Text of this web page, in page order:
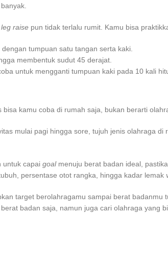
raise pun tidak terlalu rumit. Kamu bisa
tumpuan satu tangan serta kaki.
membentuk sudut 45 derajat.
untuk mengganti tumpuan kaki pada 10 kali
bisa kamu coba di rumah saja, bukan berarti
mulai pagi hingga sore, tujuh jenis olahraga di
untuk capai goalmenuju berat badan ideal,
persentase otot rangka, hingga kadar lemak
target berolahragamu sampai berat
badan saja, namun juga cari olahraga yang